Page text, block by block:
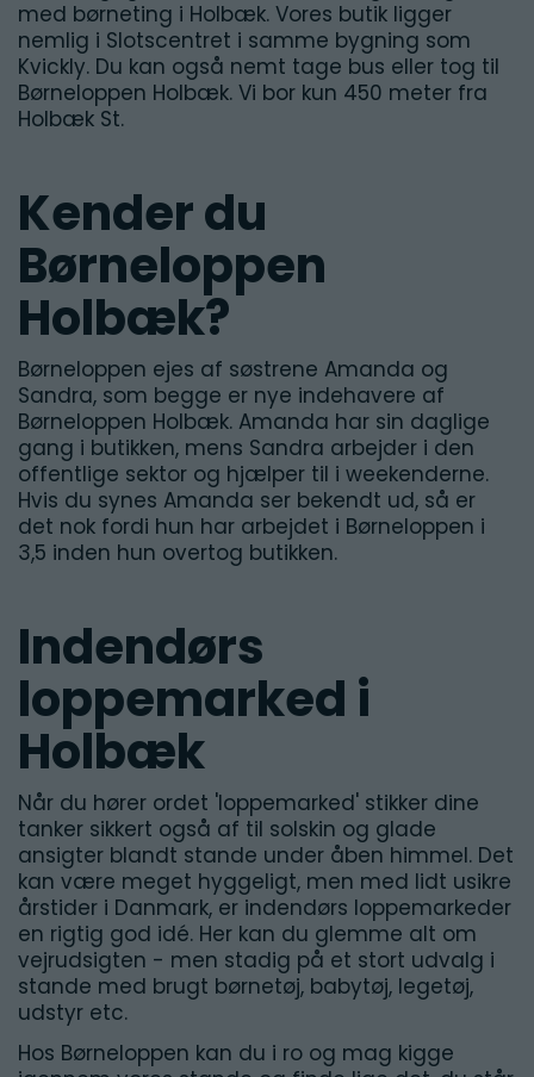
med børneting i Holbæk. Vores butik ligger
nemlig i Slotscentret i samme bygning som
Kvickly. Du kan også nemt tage bus eller tog til
Børneloppen Holbæk. Vi bor kun 450 meter fra
Holbæk St.
Kender du
Børneloppen
Holbæk?
Børneloppen ejes af søstrene Amanda og
Sandra, som begge er nye indehavere af
Børneloppen Holbæk. Amanda har sin daglige
gang i butikken, mens Sandra arbejder i den
offentlige sektor og hjælper til i weekenderne.
Hvis du synes Amanda ser bekendt ud, så er
det nok fordi hun har arbejdet i Børneloppen i
3,5 inden hun overtog butikken.
Indendørs
loppemarked i
Holbæk
Når du hører ordet 'loppemarked' stikker dine
tanker sikkert også af til solskin og glade
ansigter blandt stande under åben himmel. Det
kan være meget hyggeligt, men med lidt usikre
årstider i Danmark, er indendørs loppemarkeder
en rigtig god idé. Her kan du glemme alt om
vejrudsigten - men stadig på et stort udvalg i
stande med brugt børnetøj, babytøj, legetøj,
udstyr etc.
Hos Børneloppen kan du i ro og mag kigge